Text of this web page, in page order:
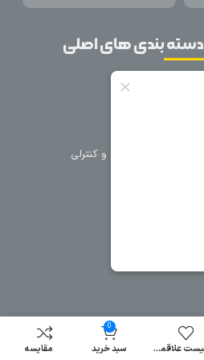
دسته بندی های اصلی
تجهیزات حفاظتی و کنترلی
لیست علاقمندی
0
سبد خرید مقایسه